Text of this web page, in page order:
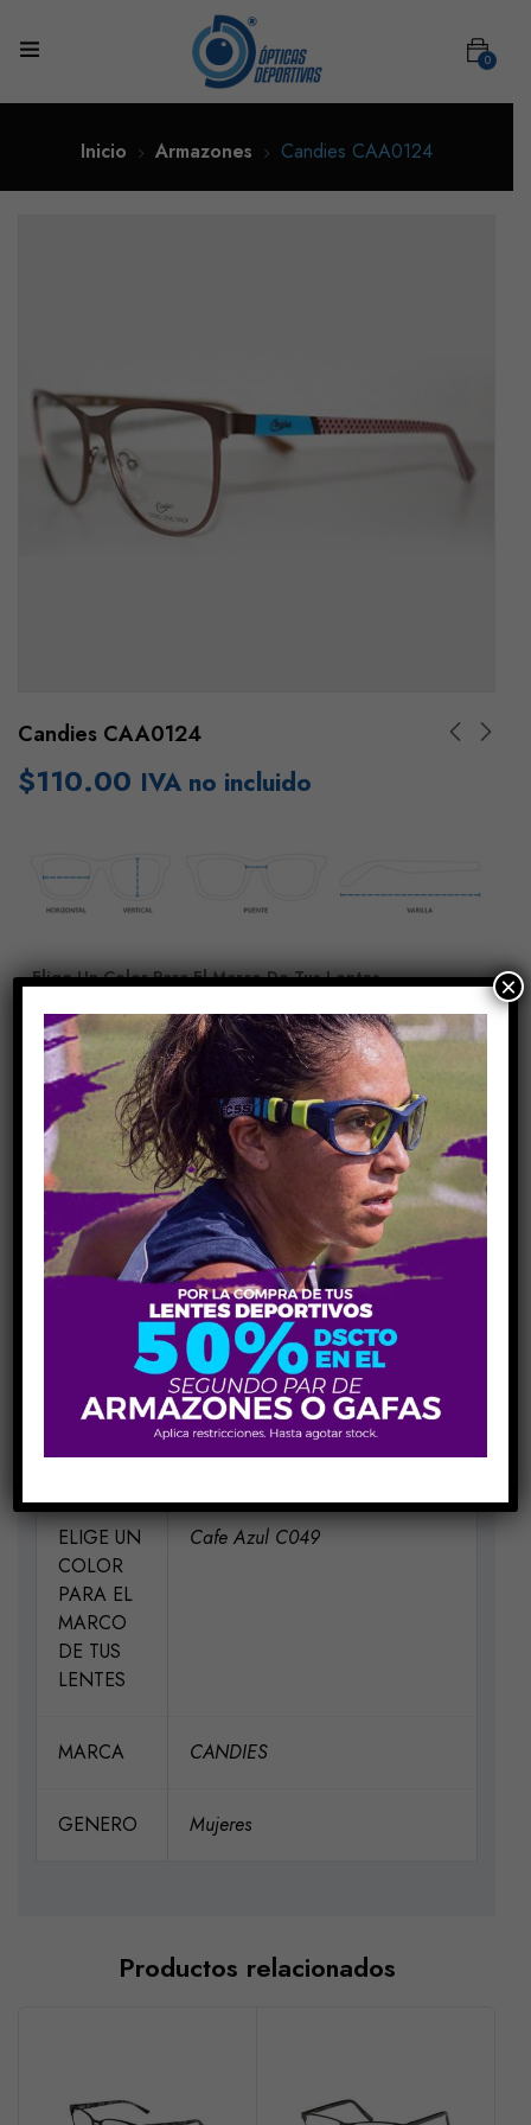
0
Inicio Armazones Candies CAA0124
Candies CAA0124
$110.00 IVA no incluido
Elige Un Color Para El Marco De Tus Lentes
Añadir Al Carrito
COMPARE
Share Link:
INFORMACIÓN ADICIONAL
MEDIDAS H52-V40-P17-VA135
MATERIAL Metal
ELIGE UN
COLOR
PARA EL
MARCO
DE TUS
LENTES
Cafe Azul C049
MARCA CANDIES
GENERO Mujeres
Productos relacionados
×